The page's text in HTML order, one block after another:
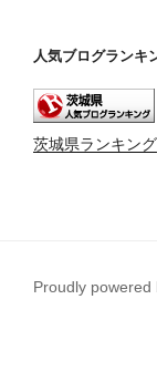
人気ブログランキ
茨城県ランキング
Proudly powered